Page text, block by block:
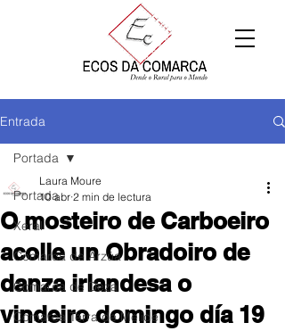
Entrada
Portada
Xeral
Comarca de Arzúa
Comarca de Deza
Comarca Terra de Melide
Portada
O mosteiro de Carboeiro
acolle un Obradoiro de
danza irlandesa o
vindeiro domingo día 19
Laura Moure
10 abr 2 min de lectura